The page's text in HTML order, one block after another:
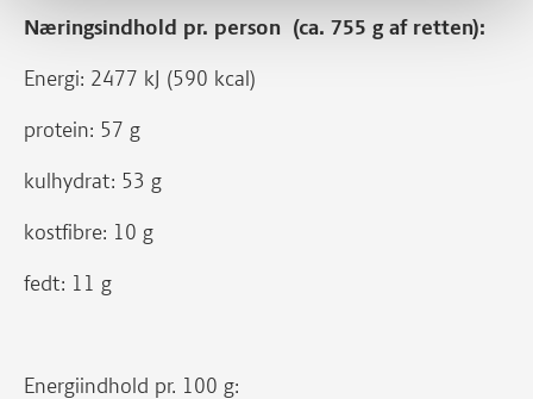
Næringsindhold pr. person (ca. 755 g af retten):
Energi: 2477 kJ (590 kcal)
protein: 57 g
kulhydrat: 53 g
kostfibre: 10 g
fedt: 11 g
Energiindhold pr. 100 g: